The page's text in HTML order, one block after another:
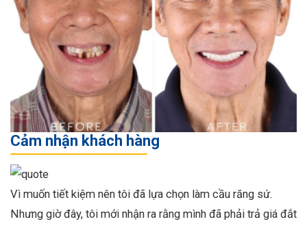
Cảm nhận khách hàng
Vì muốn tiết kiệm nên tôi đã lựa chọn làm cầu răng sứ.
Nhưng giờ đây, tôi mới nhận ra rằng mình đã phải trả giá đắt